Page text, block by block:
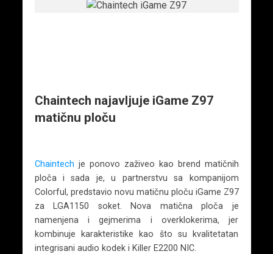
Chaintech najavljuje iGame Z97
matičnu ploču
Chaintech je ponovo zaživeo kao brend matičnih
ploča i sada je, u partnerstvu sa kompanijom
Colorful, predstavio novu matičnu ploču iGame Z97
za LGA1150 soket. Nova matična ploča je
namenjena i gejmerima i overklokerima, jer
kombinuje karakteristike kao što su kvalitetatan
integrisani audio kodek i Killer E2200 NIC.